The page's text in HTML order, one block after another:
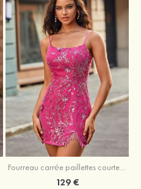
Fourreau carrée paillettes courte/mini robe de fête de la rentrée
129 €